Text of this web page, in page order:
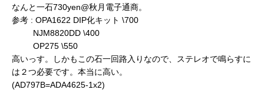
なんと一石730yen@秋月電子通商。
参考 : OPA1622 DIP化キット \700
NJM8820DD \400
OP275 \550
高いっす。しかもこの石一回路入りなので、ステレオで鳴らすに
は２つ必要です。本当に高い。
(AD797B=ADA4625-1x2)